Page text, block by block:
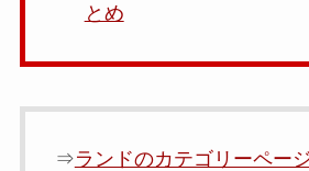
とめ
⇒ランドのカテゴリーペー